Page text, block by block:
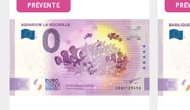
PRÉVENTE